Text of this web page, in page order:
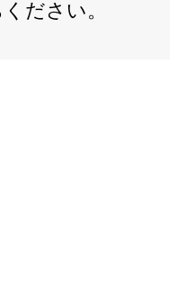
ださい。